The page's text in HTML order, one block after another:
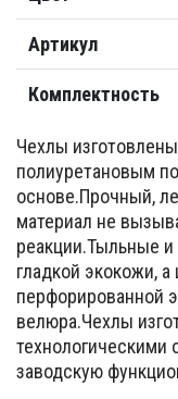
Артикул
Комплектность
Чехлы
полиуретановым
основе.Прочный,
материал не
реакции.Тыльные
гладкой экокожи, а
перфорированной
велюра.Чехлы
заводскую